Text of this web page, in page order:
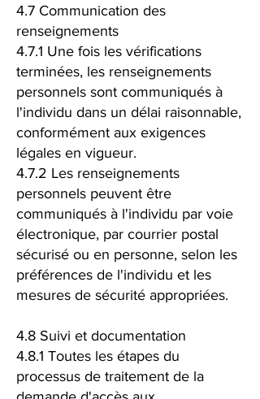
4.7 Communication des
renseignements
4.7.1 Une fois les vérifications
terminées, les renseignements
personnels sont communiqués à
l'individu dans un délai raisonnable,
conformément aux exigences
légales en vigueur.
4.7.2 Les renseignements
personnels peuvent être
communiqués à l'individu par voie
électronique, par courrier postal
sécurisé ou en personne, selon les
préférences de l'individu et les
mesures de sécurité appropriées.
4.8 Suivi et documentation
4.8.1 Toutes les étapes du
processus de traitement de la